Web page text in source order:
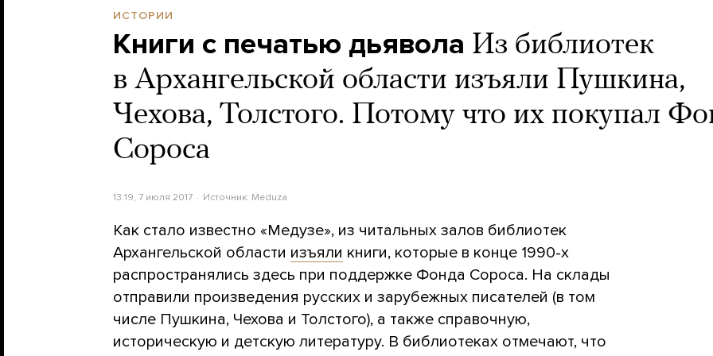
ИСТОРИИ
Книги с печатью дьявола Из библиотек
в Архангельской области изъяли Пушкина,
Чехова, Толстого. Потому что их покупал
Сороса
13:19, 7 июля 2017 Источник: Meduza
Как стало известно «Медузе», из читальных залов библиотек
Архангельской области изъяли книги, которые в конце 1990-х
распространялись здесь при поддержке Фонда Сороса. На склады
отправили произведения русских и зарубежных писателей (в том
числе Пушкина, Чехова и Толстого), а также справочную,
историческую и детскую литературу. В библиотеках отмечают, что